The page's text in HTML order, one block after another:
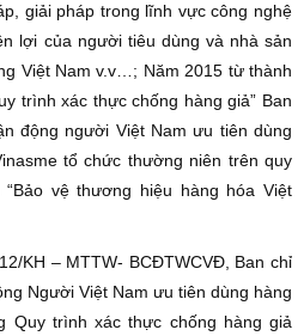
giải pháp trong lĩnh vực công nghệ
lợi của người tiêu dùng và nhà sản
Việt Nam v.v…; Năm 2015 từ thành
trình xác thực chống hàng giả” Ban
động người Việt Nam ưu tiên dùng
tổ chức thường niên trên quy
vệ thương hiệu hàng hóa Việt
KH – MTTW- BCĐTWCVĐ, Ban chỉ
Người Việt Nam ưu tiên dùng hàng
Quy trình xác thực chống hàng giả